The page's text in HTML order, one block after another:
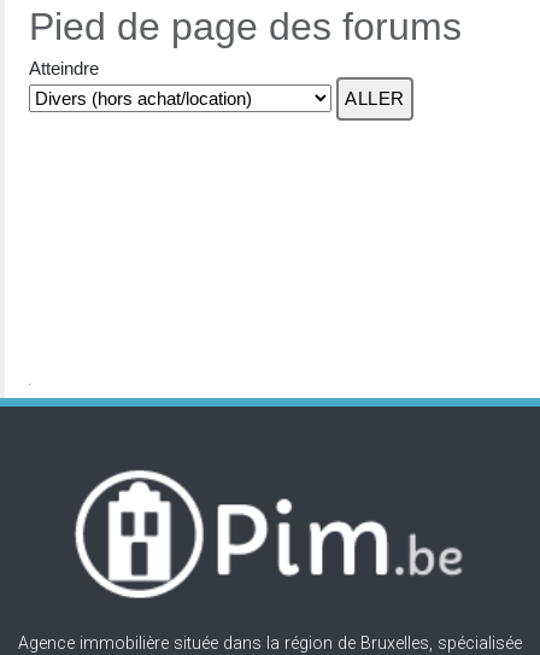
Pied de page des forums
Atteindre
Agence immobilière située dans la région de Bruxelles, spécialisée